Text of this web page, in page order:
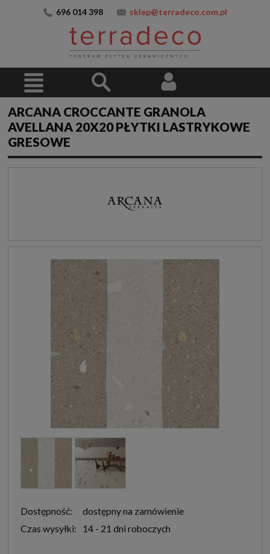
696 014 398 sklep@terradeco.com.pl
ARCANA CROCCANTE GRANOLA
AVELLANA 20X20 PŁYTKI LASTRYKOWE
GRESOWE
Dostępność:
dostępny na zamówienie
Czas wysyłki:
14 - 21 dni roboczych